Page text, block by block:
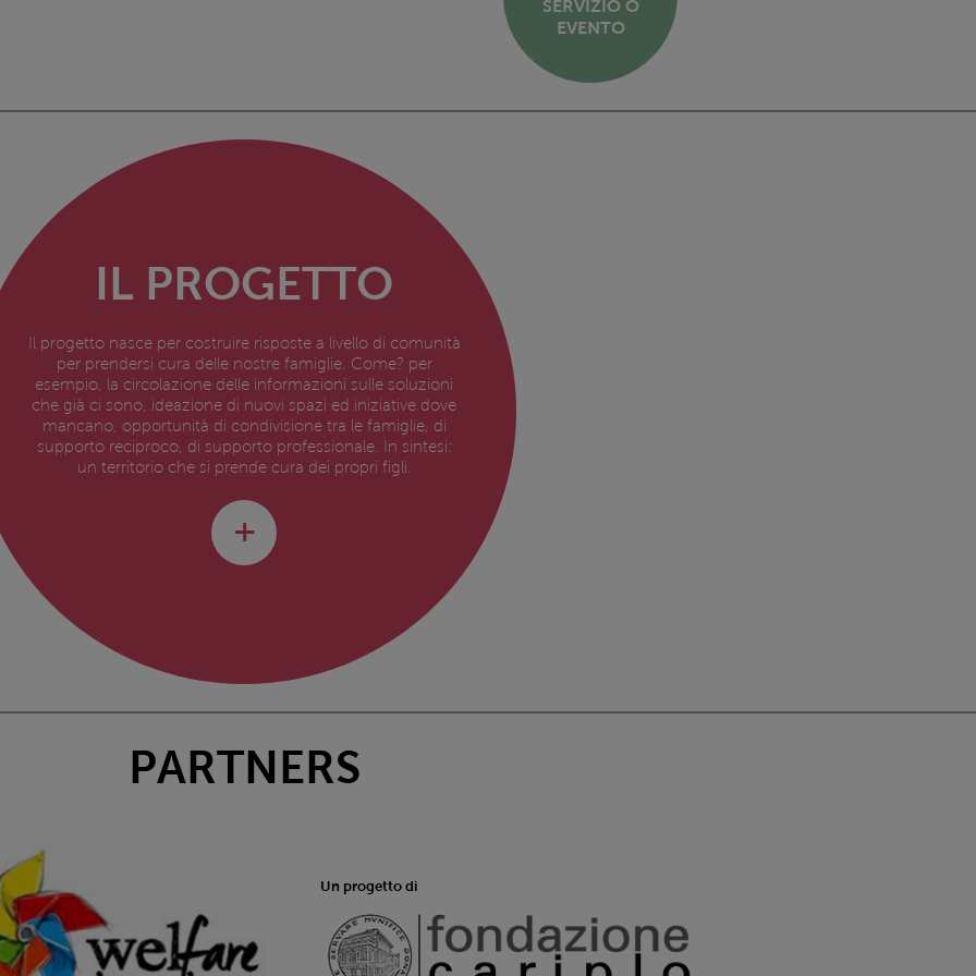
SERVIZIO O
EVENTO
IL PROGETTO
Il progetto nasce per costruire risposte a livello di comunità
per prendersi cura delle nostre famiglie. Come? per
esempio, la circolazione delle informazioni sulle soluzioni
che già ci sono, ideazione di nuovi spazi ed iniziative dove
mancano, opportunità di condivisione tra le famiglie, di
supporto reciproco, di supporto professionale. In sintesi:
un territorio che si prende cura dei propri figli.
PARTNERS
Un progetto di